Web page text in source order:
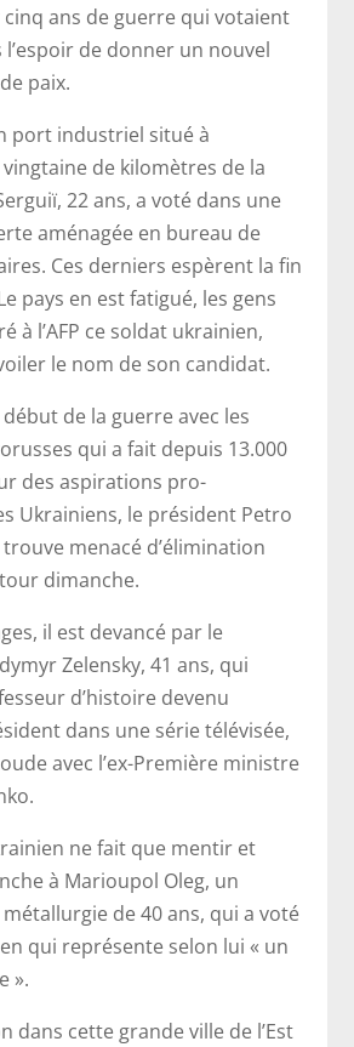
cinq ans de guerre qui votaient
de donner un nouvel
paix.
port industriel situé à
de kilomètres de la
22 ans, a voté dans une
aménagée en bureau de
Ces derniers espèrent la fin
pays en est fatigué, les gens
à l’AFP ce soldat ukrainien,
le nom de son candidat.
début de la guerre avec les
qui a fait depuis 13.000
des aspirations pro-
Ukrainiens, le président Petro
menacé d’élimination
dimanche.
il est devancé par le
Zelensky, 41 ans, qui
d’histoire devenu
dans une série télévisée,
avec l’ex-Première ministre
ne fait que mentir et
à Marioupol Oleg, un
de 40 ans, qui a voté
qui représente selon lui « un
».
dans cette grande ville de l’Est